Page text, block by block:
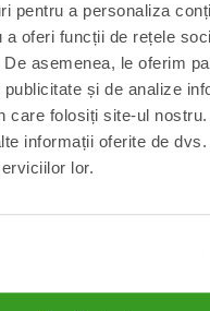
pentru a personaliza
a oferi funcții de rețele
asemenea, le oferim
și de analize
care folosiți site-ul
informații oferite de
lor.
and represents one of
can bring the battle of
It offers a true-to-the-
new generation of MOTU
of approx. 14 cm and 14
battle poses. The Skel-
many other warriors, has
este nou, sigilat si livrat in